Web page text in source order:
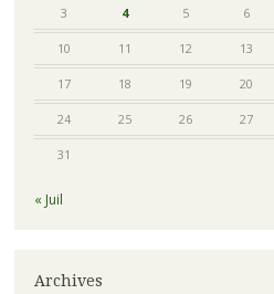
3 4 5 6
10 11 12 13
17 18 19 20
24 25 26 27
31
« Juil
Archives